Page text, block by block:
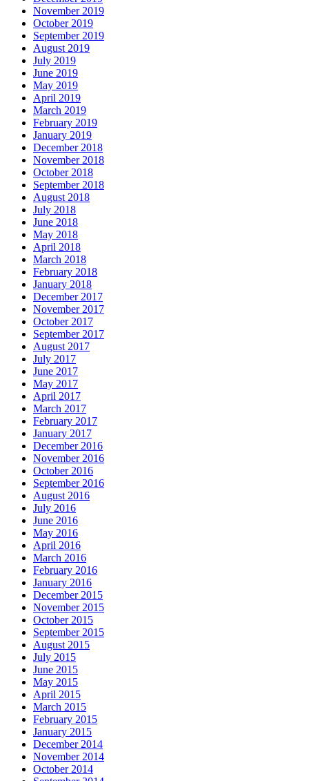
November 2019
October 2019
September 2019
August 2019
July 2019
June 2019
May 2019
April 2019
March 2019
February 2019
January 2019
December 2018
November 2018
October 2018
September 2018
August 2018
July 2018
June 2018
May 2018
April 2018
March 2018
February 2018
January 2018
December 2017
November 2017
October 2017
September 2017
August 2017
July 2017
June 2017
May 2017
April 2017
March 2017
February 2017
January 2017
December 2016
November 2016
October 2016
September 2016
August 2016
July 2016
June 2016
May 2016
April 2016
March 2016
February 2016
January 2016
December 2015
November 2015
October 2015
September 2015
August 2015
July 2015
June 2015
May 2015
April 2015
March 2015
February 2015
January 2015
December 2014
November 2014
October 2014